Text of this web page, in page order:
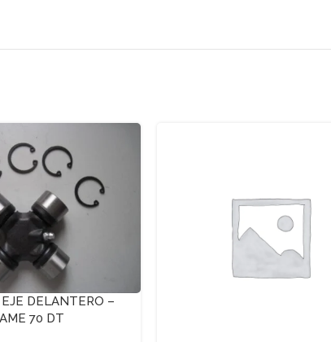
DELANTERO –
70 DT